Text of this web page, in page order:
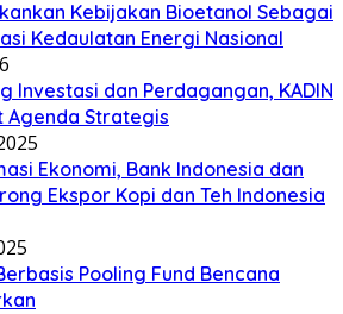
Kebijakan Bioetanol Sebagai
Kedaulatan Energi Nasional
Investasi dan Perdagangan, KADIN
Agenda Strategis
Ekonomi, Bank Indonesia dan
Ekspor Kopi dan Teh Indonesia
Pooling Fund Bencana